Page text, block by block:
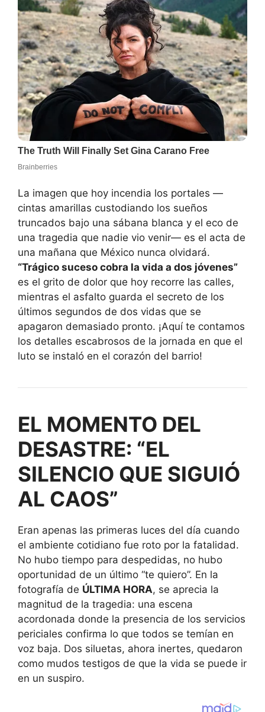
La imagen que hoy incendia los portales —
cintas amarillas custodiando los sueños
truncados bajo una sábana blanca y el eco de
una tragedia que nadie vio venir— es el acta de
una mañana que México nunca olvidará.
“Trágico suceso cobra la vida a dos jóvenes”
es el grito de dolor que hoy recorre las calles,
mientras el asfalto guarda el secreto de los
últimos segundos de dos vidas que se
apagaron demasiado pronto. ¡Aquí te contamos
los detalles escabrosos de la jornada en que el
luto se instaló en el corazón del barrio!
EL MOMENTO DEL
DESASTRE: “EL
SILENCIO QUE SIGUIÓ
AL CAOS”
Eran apenas las primeras luces del día cuando
el ambiente cotidiano fue roto por la fatalidad.
No hubo tiempo para despedidas, no hubo
oportunidad de un último “te quiero”. En la
fotografía de ÚLTIMA HORA, se aprecia la
magnitud de la tragedia: una escena
acordonada donde la presencia de los servicios
periciales confirma lo que todos se temían en
voz baja. Dos siluetas, ahora inertes, quedaron
como mudos testigos de que la vida se puede ir
en un suspiro.